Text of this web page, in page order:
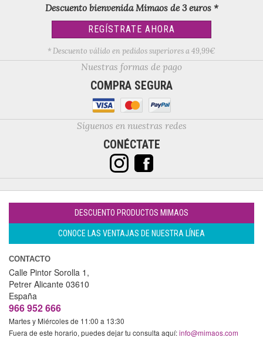
Descuento bienvenida Mimaos de 3 euros *
REGÍSTRATE AHORA
* Descuento válido en pedidos superiores a 49,99€
Nuestras formas de pago
COMPRA SEGURA
Síguenos en nuestras redes
CONÉCTATE
DESCUENTO PRODUCTOS MIMAOS
CONOCE LAS VENTAJAS DE NUESTRA LÍNEA
CONTACTO
Calle Pintor Sorolla 1,
Petrer Alicante 03610
España
966 952 666
Martes y Miércoles de 11:00 a 13:30
Fuera de este horario, puedes dejar tu consulta aquí:info@mimaos.com